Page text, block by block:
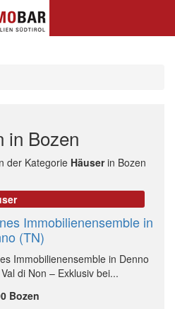
in Bozen
der Kategorie Häuserin Bozen
Immobilienensemble in
(TN)
Immobilienensemble in Denno
di Non – Exklusiv bei...
Bozen